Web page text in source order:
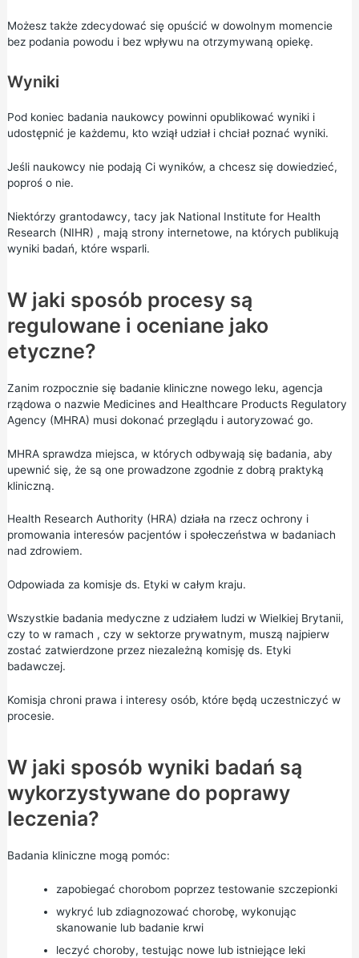
Możesz także zdecydować się opuścić w dowolnym momencie
bez podania powodu i bez wpływu na otrzymywaną opiekę.
Wyniki
Pod koniec badania naukowcy powinni opublikować wyniki i
udostępnić je każdemu, kto wziął udział i chciał poznać wyniki.
Jeśli naukowcy nie podają Ci wyników, a chcesz się dowiedzieć,
poproś o nie.
Niektórzy grantodawcy, tacy jak National Institute for Health
Research (NIHR) , mają strony internetowe, na których publikują
wyniki badań, które wsparli.
W jaki sposób procesy są
regulowane i oceniane jako
etyczne?
Zanim rozpocznie się badanie kliniczne nowego leku, agencja
rządowa o nazwie Medicines and Healthcare Products Regulatory
Agency (MHRA) musi dokonać przeglądu i autoryzować go.
MHRA sprawdza miejsca, w których odbywają się badania, aby
upewnić się, że są one prowadzone zgodnie z dobrą praktyką
kliniczną.
Health Research Authority (HRA) działa na rzecz ochrony i
promowania interesów pacjentów i społeczeństwa w badaniach
nad zdrowiem.
Odpowiada za komisje ds. Etyki w całym kraju.
Wszystkie badania medyczne z udziałem ludzi w Wielkiej Brytanii,
czy to w ramach , czy w sektorze prywatnym, muszą najpierw
zostać zatwierdzone przez niezależną komisję ds. Etyki
badawczej.
Komisja chroni prawa i interesy osób, które będą uczestniczyć w
procesie.
W jaki sposób wyniki badań są
wykorzystywane do poprawy
leczenia?
Badania kliniczne mogą pomóc:
zapobiegać chorobom poprzez testowanie szczepionki
wykryć lub zdiagnozować chorobę, wykonując
skanowanie lub badanie krwi
leczyć choroby, testując nowe lub istniejące leki